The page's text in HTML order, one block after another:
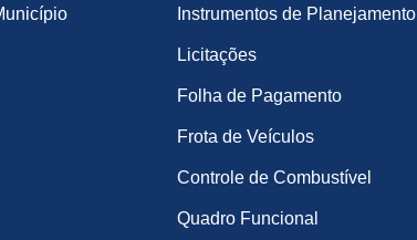
Instrumentos de Planejamento
Licitações
Folha de Pagamento
Frota de Veículos
Controle de Combustível
Quadro Funcional